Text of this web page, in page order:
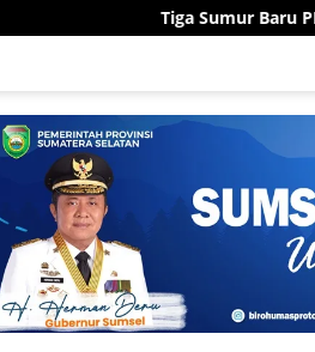
Tiga Sumur Baru PHR Zona 4